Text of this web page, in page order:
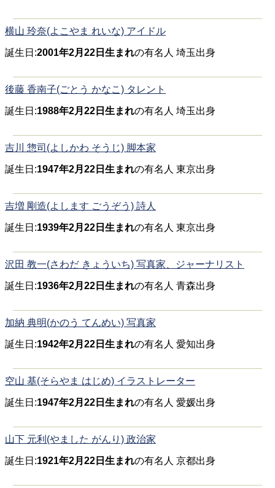
横山 玲奈(よこやま れいな) アイドル
誕生日:2001年2月22日生まれの有名人 埼玉出身
後藤 香南子(ごとう かなこ) タレント
誕生日:1988年2月22日生まれの有名人 埼玉出身
吉川 惣司(よしかわ そうじ) 脚本家
誕生日:1947年2月22日生まれの有名人 東京出身
吉増 剛造(よします ごうぞう) 詩人
誕生日:1939年2月22日生まれの有名人 東京出身
沢田 教一(さわだ きょういち) 写真家、ジャーナリスト
誕生日:1936年2月22日生まれの有名人 青森出身
加納 典明(かのう てんめい) 写真家
誕生日:1942年2月22日生まれの有名人 愛知出身
空山 基(そらやま はじめ) イラストレーター
誕生日:1947年2月22日生まれの有名人 愛媛出身
山下 元利(やました がんり) 政治家
誕生日:1921年2月22日生まれの有名人 京都出身